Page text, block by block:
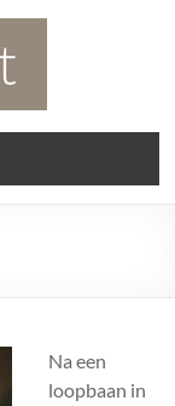
Na een
loopbaan in